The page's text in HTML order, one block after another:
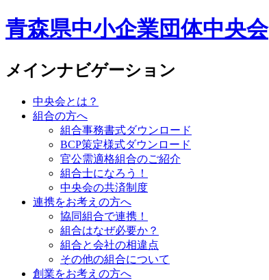
青森県中小企業団体中央会
メインナビゲーション
中央会とは？
組合の方へ
組合事務書式ダウンロード
BCP策定様式ダウンロード
官公需適格組合のご紹介
組合士になろう！
中央会の共済制度
連携をお考えの方へ
協同組合で連携！
組合はなぜ必要か？
組合と会社の相違点
その他の組合について
創業をお考えの方へ